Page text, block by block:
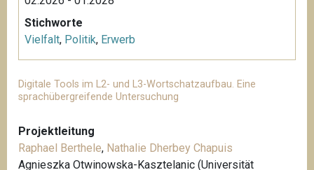
Stichworte
Vielfalt, Politik, Erwerb
Digitale Tools im L2- und L3-Wortschatzaufbau. Eine
sprachübergreifende Untersuchung
Projektleitung
Raphael Berthele, Nathalie Dherbey Chapuis
Agnieszka Otwinowska-Kasztelanic (Universität